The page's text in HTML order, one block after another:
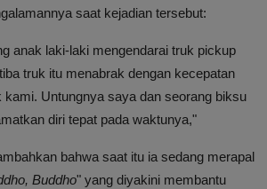
saat kejadian tersebut:
anak laki-laki mengendarai truk pickup
truk itu menabrak dengan kecepatan
kami. Untungnya saya dan seorang biksu
diri tepat pada waktunya,"
bahwa saat itu ia sedang merapal
Buddho" yang diyakini membantu